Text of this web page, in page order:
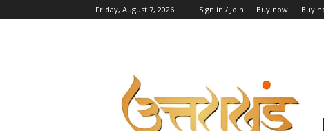
Friday, August 7, 2026 Sign in / Join Buy now! Buy